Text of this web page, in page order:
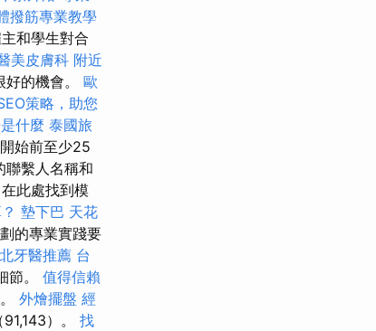
撥筋專業教學
和學生對合
美皮膚科 附近
的機會。 歐
策略，助您
什麼 泰國旅
始前至少25
聯繫人名稱和
此處找到模
墊下巴 天花
的專業實踐要
牙醫推薦 台
節。 值得信賴
外燴擺盤 經
）。 找